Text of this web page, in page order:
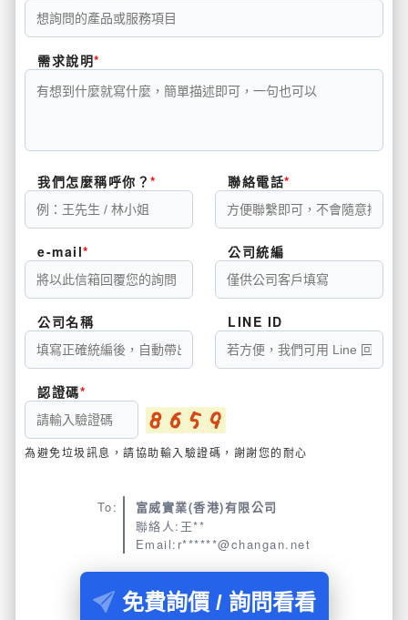
需求說明
我們怎麼稱呼你？ 聯絡電話
e-mail 公司統編
公司名稱 LINE ID
認證碼
為避免垃圾訊息，請協助輸入驗證碼，謝謝您的耐心
To:
富威實業(香港)有限公司
聯絡人:王**
Email:r******@changan.net
免費詢價 / 詢問看看